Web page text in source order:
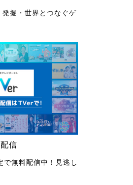
発掘・世界とつなぐゲ
信
で無料配信中！見逃し